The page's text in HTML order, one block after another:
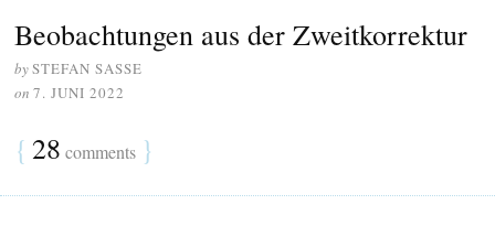
Beobachtungen aus der Zweitkorrektur
bySTEFAN SASSE
on 7. JUNI 2022
{ 28 comments }